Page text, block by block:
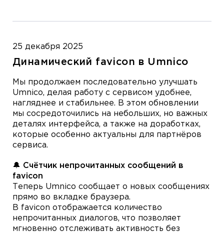
25 декабря 2025
Динамический favicon в Umnico
Мы продолжаем последовательно улучшать
Umnico, делая работу с сервисом удобнее,
нагляднее и стабильнее. В этом обновлении
мы сосредоточились на небольших, но важных
деталях интерфейса, а также на доработках,
которые особенно актуальны для партнёров
сервиса.
🔔 Счётчик непрочитанных сообщений в
favicon
Теперь Umnico сообщает о новых сообщениях
прямо во вкладке браузера.
В favicon отображается количество
непрочитанных диалогов, что позволяет
мгновенно отслеживать активность без